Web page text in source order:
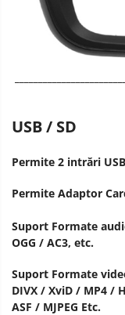
USB / SD
Permite 2 intrări USB
Permite Adaptor
Suport Formate
OGG / AC3, etc.
Suport Formate
DIVX / XviD / MP4 /
ASF / MJPEG Etc.